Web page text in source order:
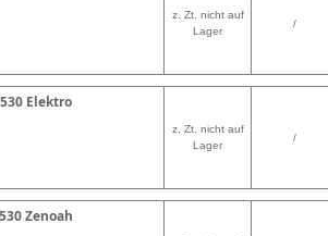
z. Zt. nicht auf
Lager
/
Elektro
z. Zt. nicht auf
Lager
/
Zenoah